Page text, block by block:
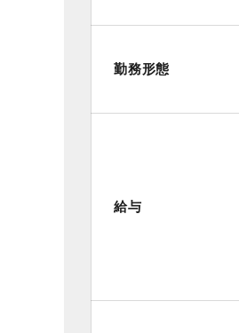
勤務形態
給与